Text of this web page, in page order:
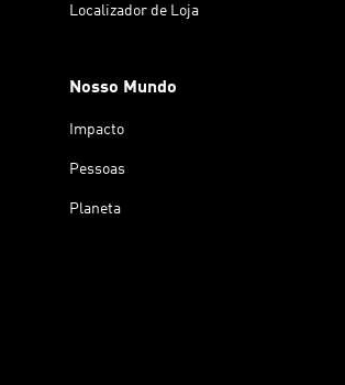
Localizador de Loja
Nosso Mundo
Impacto
Pessoas
Planeta